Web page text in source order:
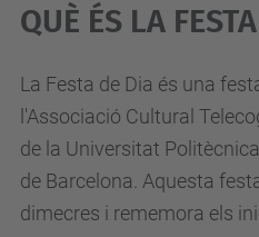
/
QUÈ ÉS LA
La Festa de Dia és una
l'Associació Cultural
de la Universitat
de Barcelona. Aquesta
dimecres i rememora els